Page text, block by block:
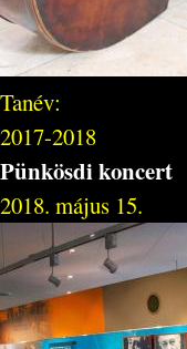
Tanév:
2017-2018
Pünkösdi koncert
2018. május 15.